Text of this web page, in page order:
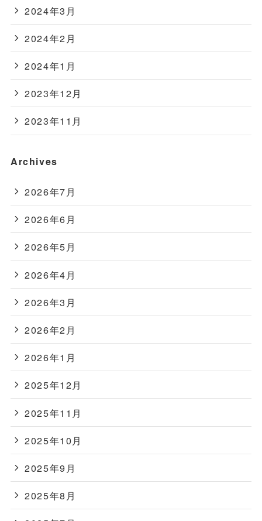
2024年3月
2024年2月
2024年1月
2023年12月
2023年11月
Archives
2026年7月
2026年6月
2026年5月
2026年4月
2026年3月
2026年2月
2026年1月
2025年12月
2025年11月
2025年10月
2025年9月
2025年8月